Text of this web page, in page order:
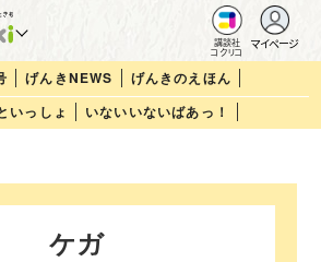
講談社
コクリコ
マイページ
げんきNEWS
げんきのえほん
いっしょ
いないいないばあっ！
ケガ